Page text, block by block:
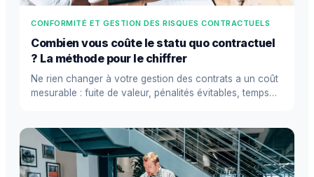
CONFORMITÉ ET GESTION DES RISQUES CONTRACTUELS
Combien vous coûte le statu quo contractuel
? La méthode pour le chiffrer
Ne rien changer à votre gestion des contrats a un coût
mesurable : fuite de valeur, pénalités évitables, temps